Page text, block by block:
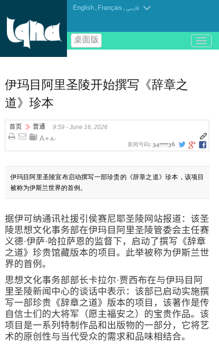
English . Français .فارسی
桌面版
باز
و
伊玛目阿里圣陵开始撰写《辞章之
道》珍本
首页 普通 9:59 - June 16, 2026
新闻号码: 3477736
伊玛目阿里圣陵宣布启动撰写一部珍贵的《辞章之道》珍本，该项目
被称为伊斯兰世界的首例。
据伊可纳通讯社援引侯赛尼耶圣陵网站报道：该圣
陵思想文化事务部在伊玛目阿里圣陵管委会主任赛
义德·伊萨·哈拉萨恩的监督下，启动了撰写《辞章
之道》珍贵馆藏版本的项目。此举被称为伊斯兰世
界的首例。
思想文化事务部部长卡拉尔·贾西布在与伊玛目阿
里圣陵新闻中心的谈话中表示：该部已启动实施撰
写一部珍贵《辞章之道》版本的项目，该著作是传
自信士们的大将军（愿主福安之）的宝贵作品。该
项目是一系列特制作品和出版物的一部分，它将艺
术的原创性与当代受众的需求和品味相结合。